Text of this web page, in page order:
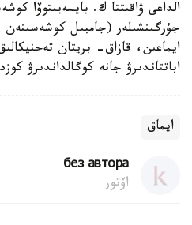
الداعى ۋاقىتتا ك. بايسەيىتوۆا
جۇرگىنشىلەر (جامبىل كوشەسىنەن
ايماعىن، قازاق- بريتان
اباتتاندىرۋ جانە كوگالداندىرۋ
ايماق
без автора
اۆتور